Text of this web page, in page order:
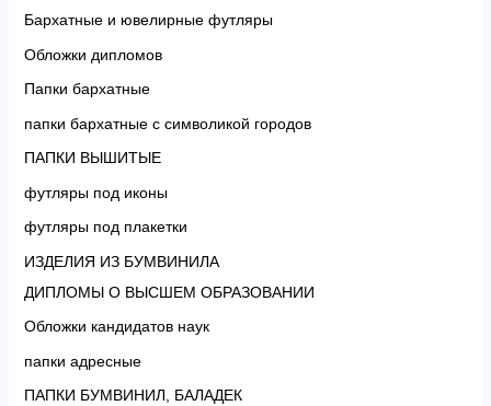
Бархатные и ювелирные футляры
Обложки дипломов
Папки бархатные
папки бархатные с символикой городов
ПАПКИ ВЫШИТЫЕ
футляры под иконы
футляры под плакетки
ИЗДЕЛИЯ ИЗ БУМВИНИЛА
ДИПЛОМЫ О ВЫСШЕМ ОБРАЗОВАНИИ
Обложки кандидатов наук
папки адресные
ПАПКИ БУМВИНИЛ, БАЛАДЕК